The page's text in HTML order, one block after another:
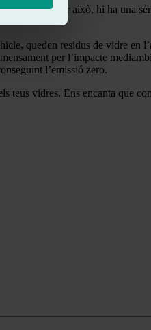
automòbil. Per això, hi ha una
queden residus de vidre en
per l’impacte
l’emissió zero.
teus vidres. Ens encanta que